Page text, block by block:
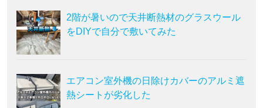
2階が暑いので天井断熱材のグラスウール
をDIYで自分で敷いてみた
エアコン室外機の日除けカバーのアルミ遮
熱シートが劣化した